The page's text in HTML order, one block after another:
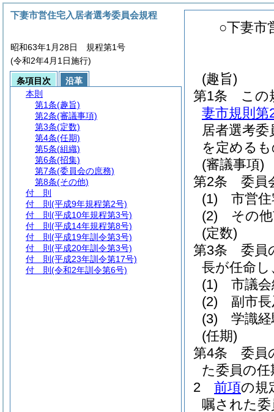
○下妻市
(趣旨)
第1条
この
妻市規則第
居者選考委
を定める
(審議事項)
第2条
委員
(1)
市営
(2)
その
(定数)
第3条
委員
長が任命
(1)
市議
(2)
副市
(3)
学識
(任期)
第4条
委員
た委員の
2
前項の規
嘱された
下妻市営住宅入居者選考委員会規程
昭和63年1月28日 規程第1号
(令和2年4月1日施行)
条項目次
沿革
本則
第1条(趣旨)
第2条(審議事項)
第3条(定数)
第4条(任期)
第5条(組織)
第6条(招集)
第7条(委員会の庶務)
第8条(その他)
付 則
付 則 (平成9年規程第2号)
付 則 (平成10年規程第3号)
付 則 (平成14年規程第8号)
付 則 (平成19年訓令第3号)
付 則 (平成20年訓令第3号)
付 則 (平成23年訓令第17号)
付 則 (令和2年訓令第6号)